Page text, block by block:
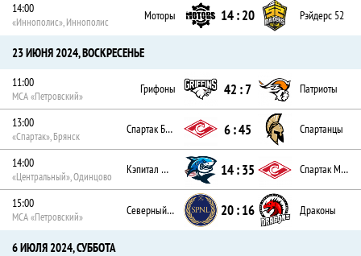
14:00
«Иннополис», Иннополис Моторы 14 : 20 Рэйдерс 52
23 ИЮНЯ 2024, ВОСКРЕСЕНЬЕ
11:00
МСА «Петровский» Грифоны 42 : 7 Патриоты
13:00
«Спартак», Брянск Спартак Брянск 6 : 45 Спартанцы
14:00
«Центральный», Одинцово Кэпитал Шаркс 14 : 35 Спартак Москва
15:00
МСА «Петровский» Северный Легион 20 : 16 Драконы
6 ИЮЛЯ 2024, СУББОТА